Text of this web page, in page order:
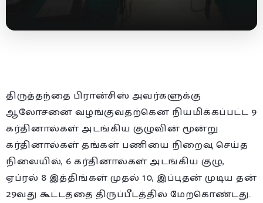
திருத்தந்தை பிரான்சிஸ் அவர்களுக்கு
ஆலோசனை வழங்குவதற்கென நியமிக்கப்பட்ட 9
கர்தினால்கள் அடங்கிய குழுவின் மூன்று
கர்தினால்கள் தங்கள் பணியை நிறைவு செய்த
நிலையில், 6 கர்தினால்கள் அடங்கிய குழு,
ஏப்ரல் 8 இத்திங்கள் முதல் 10, இப்புதன் முடிய தன்
29வது கூட்டத்தை திருப்பீடத்தில் மேற்கொண்டது.